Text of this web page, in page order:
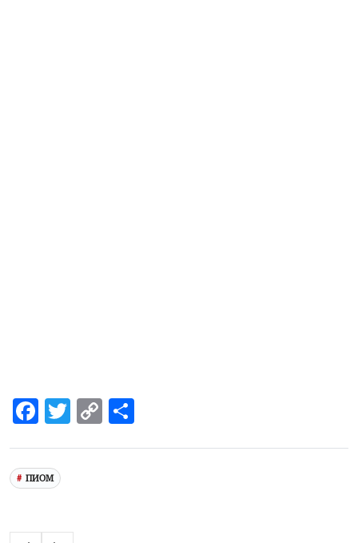
Facebook
Twitter
Copy
ПИОМ